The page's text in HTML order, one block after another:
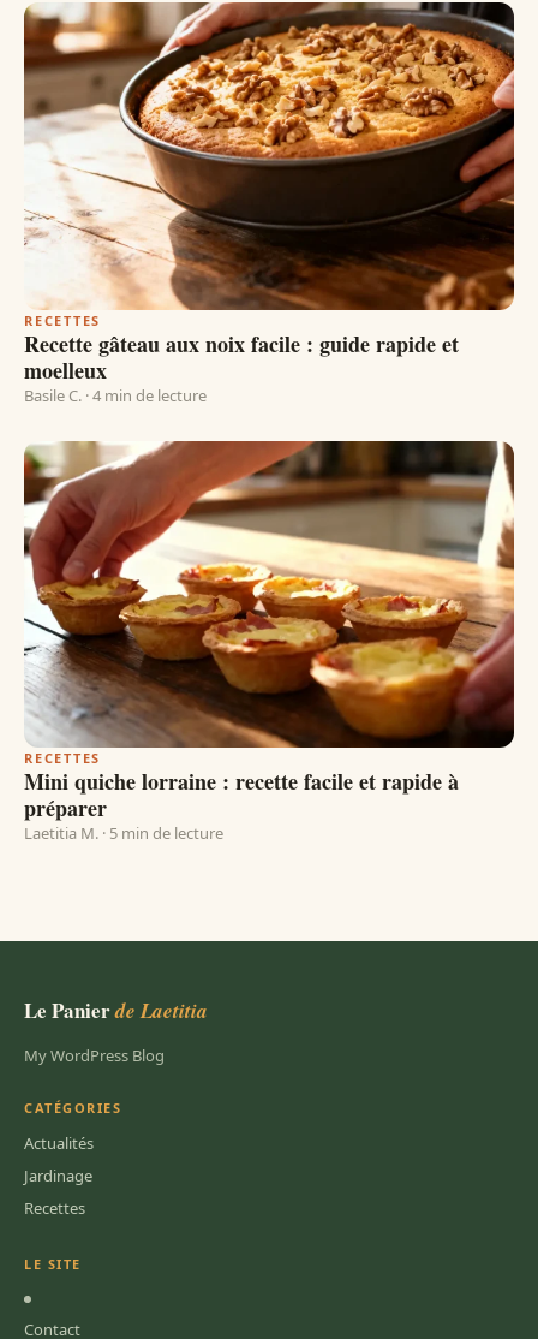
RECETTES
Recette gâteau aux noix facile : guide rapide et
moelleux
Basile C. · 4 min de lecture
RECETTES
Mini quiche lorraine : recette facile et rapide à
préparer
Laetitia M. · 5 min de lecture
Le Panierde Laetitia
My WordPress Blog
CATÉGORIES
Actualités
Jardinage
Recettes
LE SITE
Contact